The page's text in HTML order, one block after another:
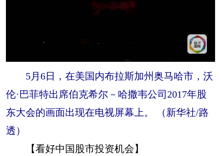
5月6日，在美国内布拉斯加州奥马哈市，沃
伦·巴菲特出席伯克希尔－哈撒韦公司2017年股
东大会的画面出现在电视屏幕上。 （新华社/路
透）
【看好中国股市投资机会】